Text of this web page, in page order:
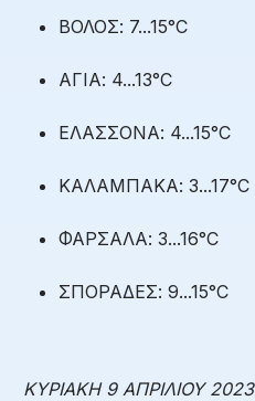
ΒΟΛΟΣ: 7...15°C
ΑΓΙΑ: 4...13°C
ΕΛΑΣΣΟΝΑ: 4...15°C
ΚΑΛΑΜΠΑΚΑ: 3...17°C
ΦΑΡΣΑΛΑ: 3...16°C
ΣΠΟΡΑΔΕΣ: 9...15°C
ΚΥΡΙΑΚΗ 9 ΑΠΡΙΛΙΟΥ 2023